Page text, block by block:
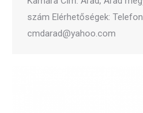
szám Elérhetőségek:
cmdarad@yahoo.com